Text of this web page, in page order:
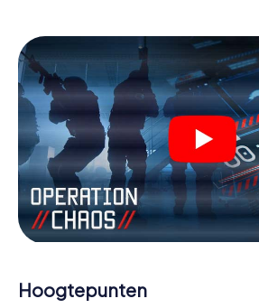
niet opgesloten in een kamer
bepaald tijdvenster moet bevrijden.
speurtocht met een smartphone
speelveld! De technische
avontuur in Radom zijn een
het mobiel internet. Met één klik krijg
app. Je hoeft niets te installeren om
video's, lastige minigames of andere
te worden getrokken.
Werk samen als een team,
spionnen en lok de handlangers van
excelleren om de slechteriken te
tegenstelling tot James Bond en Co.
Hoogtepunten